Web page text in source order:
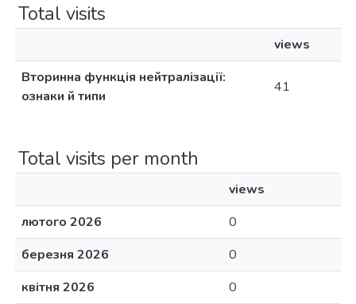
Total visits
views
Вторинна функція нейтралізації:
ознаки й типи
41
Total visits per month
views
лютого 2026
0
березня 2026
0
квітня 2026
0